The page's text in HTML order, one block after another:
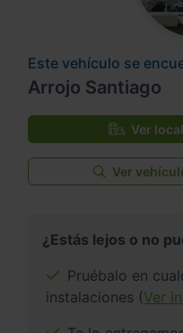
Este vehículo se
Arrojo Santiago
Ver
Ver
¿Estás lejos o no
Pruébalo en
instalaciones (Ver